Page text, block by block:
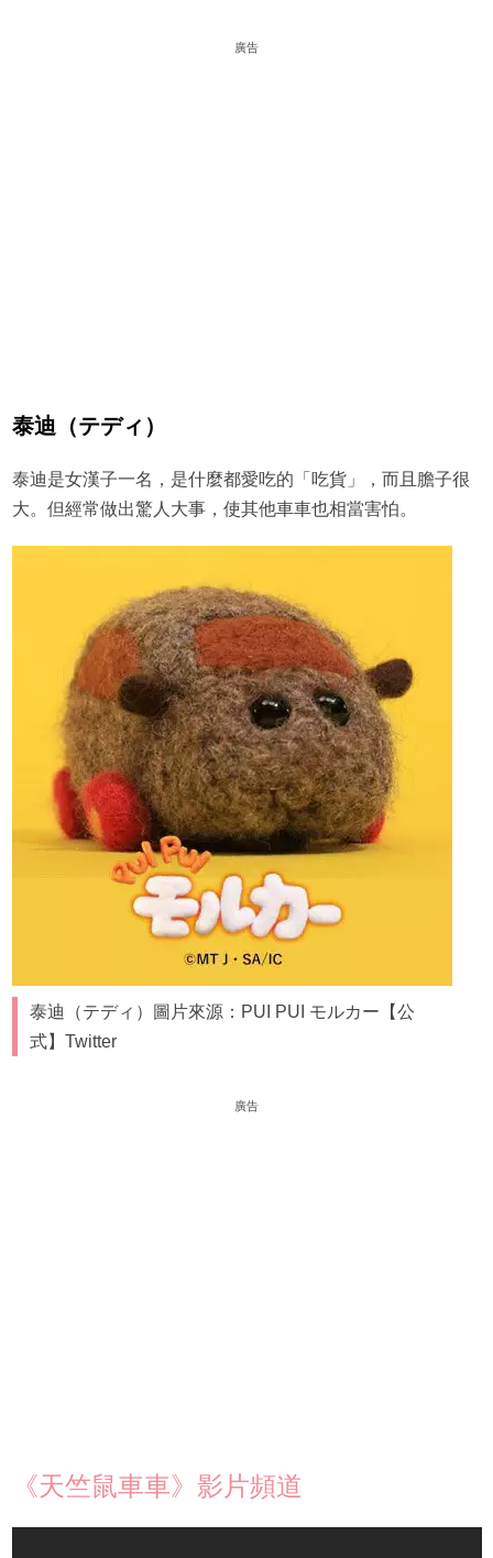
廣告
泰迪（テディ）
泰迪是女漢子一名，是什麼都愛吃的「吃貨」，而且膽子很
大。但經常做出驚人大事，使其他車車也相當害怕。
泰迪（テディ）圖片來源：PUI PUI モルカー【公
式】Twitter
廣告
《天竺鼠車車》影片頻道